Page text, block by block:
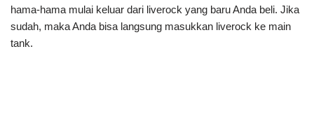
hama-hama mulai keluar dari liverock yang baru Anda beli. Jika
sudah, maka Anda bisa langsung masukkan liverock ke main
tank.